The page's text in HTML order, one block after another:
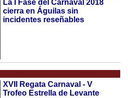
La I Fase del Carnaval 2018
cierra en Águilas sin
incidentes reseñables
XVII Regata Carnaval - V
Trofeo Estrella de Levante